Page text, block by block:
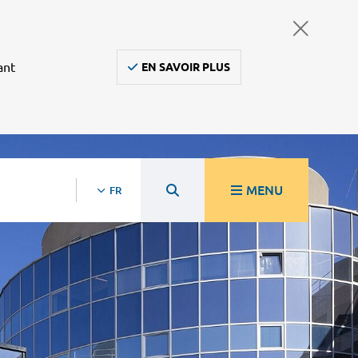
EN SAVOIR PLUS
FR MENU